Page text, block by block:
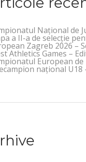
Național de
a II-a de selecție
Zagreb 2026 –
Athletics Games –
European
național U18